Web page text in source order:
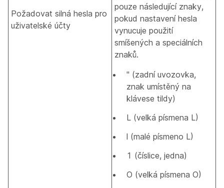
Požadovat silná hesla pro
uživatelské účty
pouze následující znaky,
pokud nastavení hesla
vynucuje použití
smíšených a speciálních
znaků.
" (zadní uvozovka,
znak umístěný na
klávese tildy)
L (velká písmena L)
l (malé písmeno L)
1 (číslice, jedna)
O (velká písmena O)